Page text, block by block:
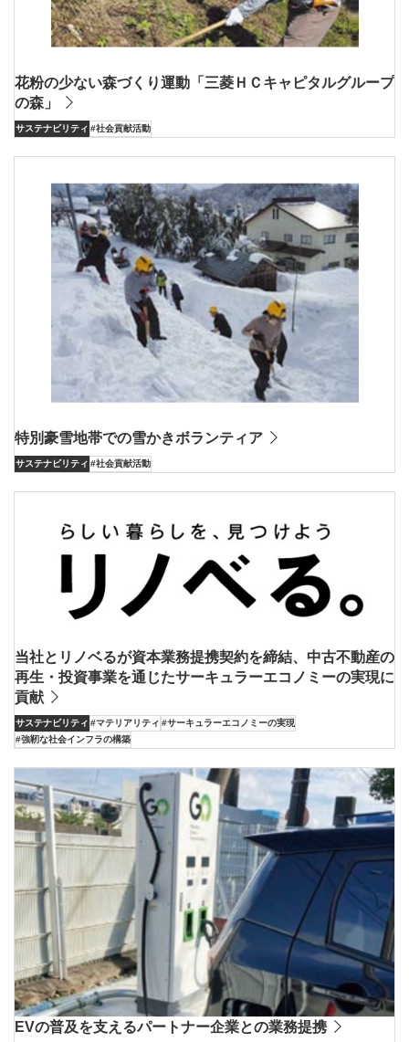
花粉の少ない森づくり運動「三菱ＨＣキャピタルグループ
の森」
サステナビリティ #社会貢献活動
特別豪雪地帯での雪かきボランティア
サステナビリティ #社会貢献活動
当社とリノベるが資本業務提携契約を締結、中古不動産の
再生・投資事業を通じたサーキュラーエコノミーの実現に
貢献
サステナビリティ #マテリアリティ #サーキュラーエコノミーの実現
#強靭な社会インフラの構築
EVの普及を支えるパートナー企業との業務提携